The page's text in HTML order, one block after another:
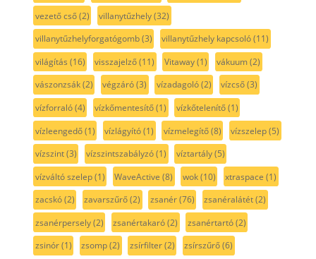
vezető cső(2) villanytűzhely(32)
villanytűzhelyforgatógomb(3) villanytűzhely kapcsoló(11)
világítás (16) visszajelző(11) Vitaway(1) vákuum(2)
vászonzsák(2) végzáró(3) vízadagoló(2) vízcső(3)
vízforraló(4) vízkőmentesítő(1) vízkőtelenítő(1)
vízleengedő(1) vízlágyító(1) vízmelegítő(8) vízszelep(5)
vízszint(3) vízszintszabályzó(1) víztartály(5)
vízváltó szelep(1) WaveActive (8) wok(10) xtraspace (1)
zacskó(2) zavarszűrő(2) zsanér(76) zsanéralátét(2)
zsanérpersely(2) zsanértakaró(2) zsanértartó(2)
zsinór(1) zsomp(2) zsírfilter(2) zsírszűrő(6)